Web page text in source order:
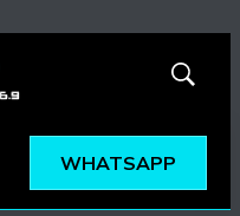
Mostrar
WHATSAPP